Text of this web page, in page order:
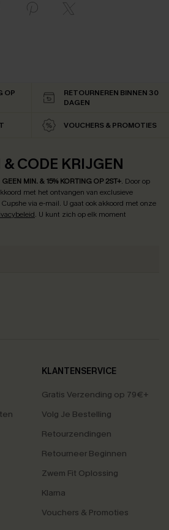
OP
RETOURNEREN BINNEN 30
DAGEN
VOUCHERS & PROMOTIES
CODE KRIJGEN
MIN. & 15% KORTING OP 2ST+. Door op
met het ontvangen van exclusieve
via e-mail. U gaat ook akkoord met onze
. U kunt zich op elk moment
KLANTENSERVICE
Gratis Verzending op 79€+
Volg Je Bestelling
Retourzendingen
Retourneer Beginnen
Zwem Fit Oplossing
Klarna
Vouchers & Promoties